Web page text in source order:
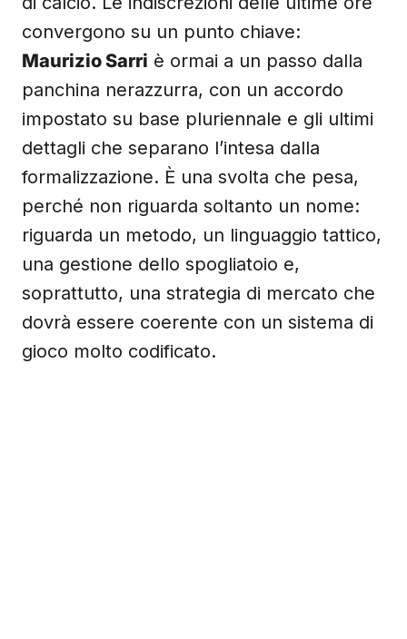
convergono su un punto chiave:
Maurizio Sarri è ormai a un passo dalla
panchina nerazzurra, con un accordo
impostato su base pluriennale e gli ultimi
dettagli che separano l’intesa dalla
formalizzazione. È una svolta che pesa,
perché non riguarda soltanto un nome:
riguarda un metodo, un linguaggio tattico,
una gestione dello spogliatoio e,
soprattutto, una strategia di mercato che
dovrà essere coerente con un sistema di
gioco molto codificato.